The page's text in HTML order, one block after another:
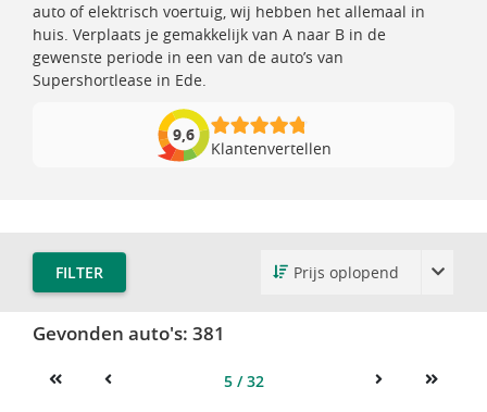
auto of elektrisch voertuig, wij hebben het allemaal in
huis. Verplaats je gemakkelijk van A naar B in de
gewenste periode in een van de auto’s van
Supershortlease in Ede.
9,6
Klantenvertellen
FILTER
Gevonden auto's: 381
5 / 32